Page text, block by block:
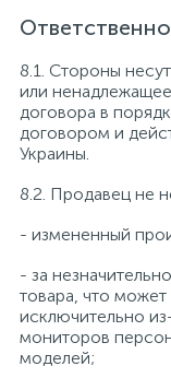
8.1. Стороны
или
договора в
договором и
Украины.
8.2. Продавец не
- измененный
- за
товара, что может
исключительно
мониторов
моделей;